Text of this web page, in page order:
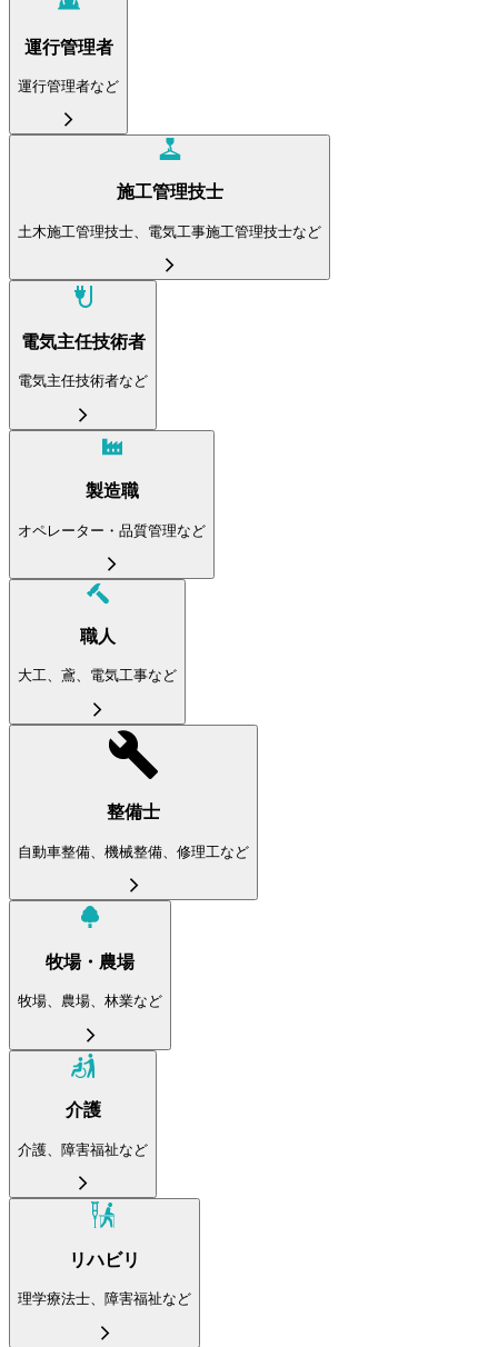
運行管理者
運行管理者など
施工管理技士
土木施工管理技士、電気工事施工管理技士など
電気主任技術者
電気主任技術者など
製造職
オペレーター・品質管理など
職人
大工、鳶、電気工事など
整備士
自動車整備、機械整備、修理工など
牧場・農場
牧場、農場、林業など
介護
介護、障害福祉など
リハビリ
理学療法士、障害福祉など